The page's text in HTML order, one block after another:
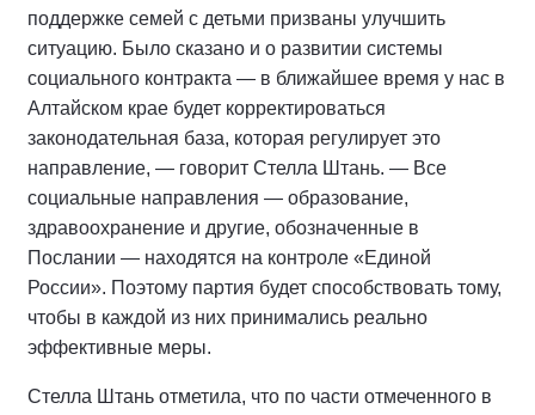
поддержке семей с детьми призваны улучшить
ситуацию. Было сказано и о развитии системы
социального контракта — в ближайшее время у нас в
Алтайском крае будет корректироваться
законодательная база, которая регулирует это
направление, — говорит Стелла Штань. — Все
социальные направления — образование,
здравоохранение и другие, обозначенные в
Послании — находятся на контроле «Единой
России». Поэтому партия будет способствовать тому,
чтобы в каждой из них принимались реально
эффективные меры.
Стелла Штань отметила, что по части отмеченного в